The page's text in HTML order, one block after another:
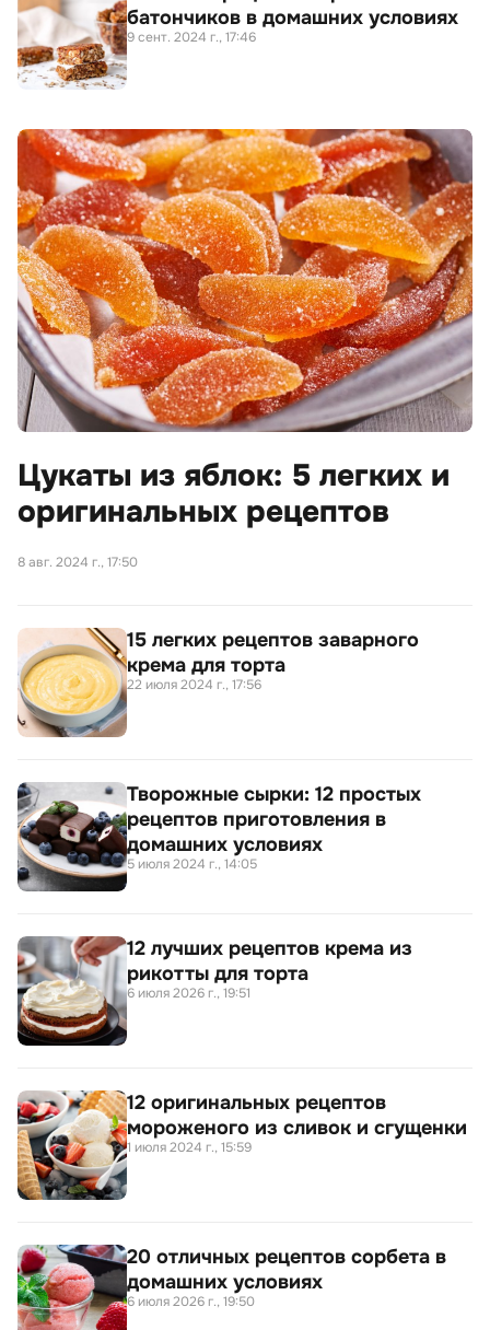
батончиков в домашних условиях
9 сент. 2024 г., 17:46
Цукаты из яблок: 5 легких и
оригинальных рецептов
8 авг. 2024 г., 17:50
15 легких рецептов заварного
крема для торта
22 июля 2024 г., 17:56
Творожные сырки: 12 простых
рецептов приготовления в
домашних условиях
5 июля 2024 г., 14:05
12 лучших рецептов крема из
рикотты для торта
6 июля 2026 г., 19:51
12 оригинальных рецептов
мороженого из сливок и сгущенки
1 июля 2024 г., 15:59
20 отличных рецептов сорбета в
домашних условиях
6 июля 2026 г., 19:50